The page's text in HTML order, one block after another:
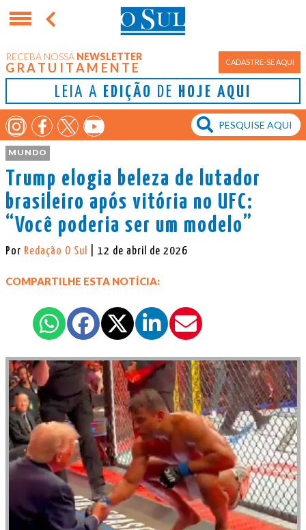
RECEBA NOSSA NEWSLETTER
GRATUITAMENTE CADASTRE-SE AQUI
LEIA A EDIÇÃO DE HOJE AQUI
MUNDO
Trump elogia beleza de lutador
brasileiro após vitória no UFC:
“Você poderia ser um modelo”
Por Redação O Sul | 12 de abril de 2026
COMPARTILHE ESTA NOTÍCIA: